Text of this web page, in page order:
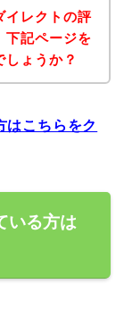
イレクトの評
下記ページを
ょうか？
はこちらをク
いる方は